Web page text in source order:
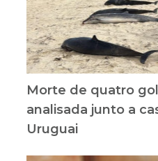
Morte de quatro
analisada junto a
Uruguai